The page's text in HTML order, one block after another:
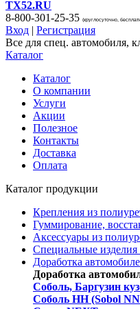
TX52.RU
8-800-301-25-35 (круглосуточно,
Вход | Регистрация
Все для спец. автомобиля,
Каталог
Каталог
О компании
Услуги
Акции
Полезное
Контакты
Доставка
Оплата
Каталог продукции
Крепления из
Гуммирование,
Аксессуары из
Специальные изделия
Доработка
Доработка
Соболь, Баргузин
Соболь НН (Sobol